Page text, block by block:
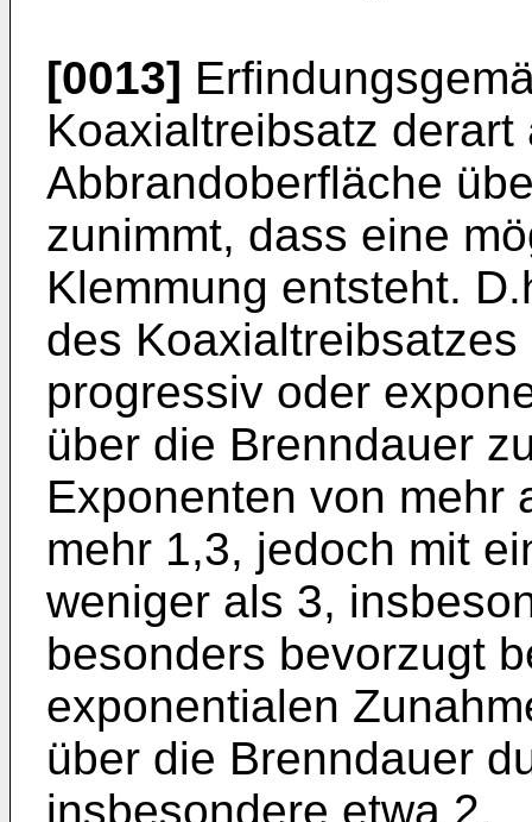
[0013]
Koaxialtreibsatz
Abbrandoberfläche
zunimmt, dass eine
Klemmung entsteht.
des
progressiv oder
über die Brenndauer
Exponenten von mehr
mehr 1,3, jedoch mit
weniger als 3,
besonders bevorzugt
exponentialen
über die Brenndauer
insbesondere etwa 2.